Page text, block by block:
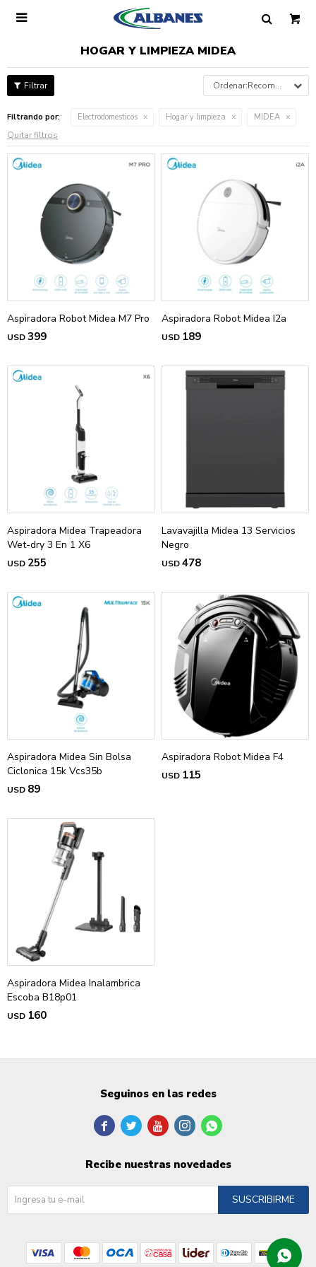

HOGAR Y LIMPIEZA MIDEA
Recomendados
Filtrando por: Electrodomesticos Hogar y limpieza MIDEA
Quitar filtros
Aspiradora Robot Midea M7 Pro
USD399
Aspiradora Robot Midea I2a
USD 189
Aspiradora Midea Trapeadora
Wet-dry 3 En 1 X6
USD 255
Lavavajilla Midea 13 Servicios
Negro
USD478
Aspiradora Midea Sin Bolsa
Ciclonica 15k Vcs35b
USD 89
Aspiradora Robot Midea F4
USD 115
Aspiradora Midea Inalambrica
Escoba B18p01
USD 160
Seguinos en las redes
    
Recibe nuestras novedades
SUSCRIBIRME